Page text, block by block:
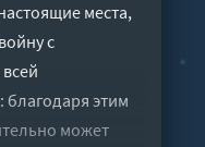
места,
с
благодаря этим
может